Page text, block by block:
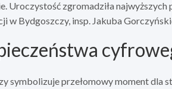
Uroczystość zgromadziła
w Bydgoszczy, insp. Jakuba
symbolizuje przełomowy moment dla